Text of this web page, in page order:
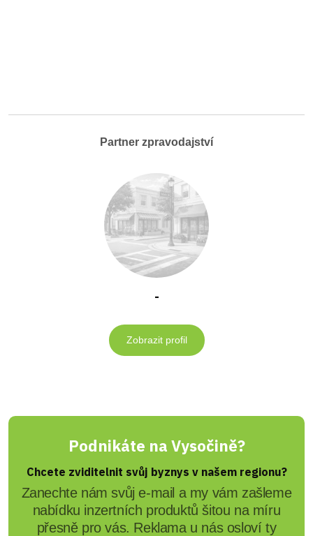
Partner zpravodajství
-
Zobrazit profil
Podnikáte na Vysočině?
Chcete zviditelnit svůj byznys v našem regionu?
Zanechte nám svůj e-mail a my vám zašleme
nabídku inzertních produktů šitou na míru
přesně pro vás. Reklama u nás osloví ty